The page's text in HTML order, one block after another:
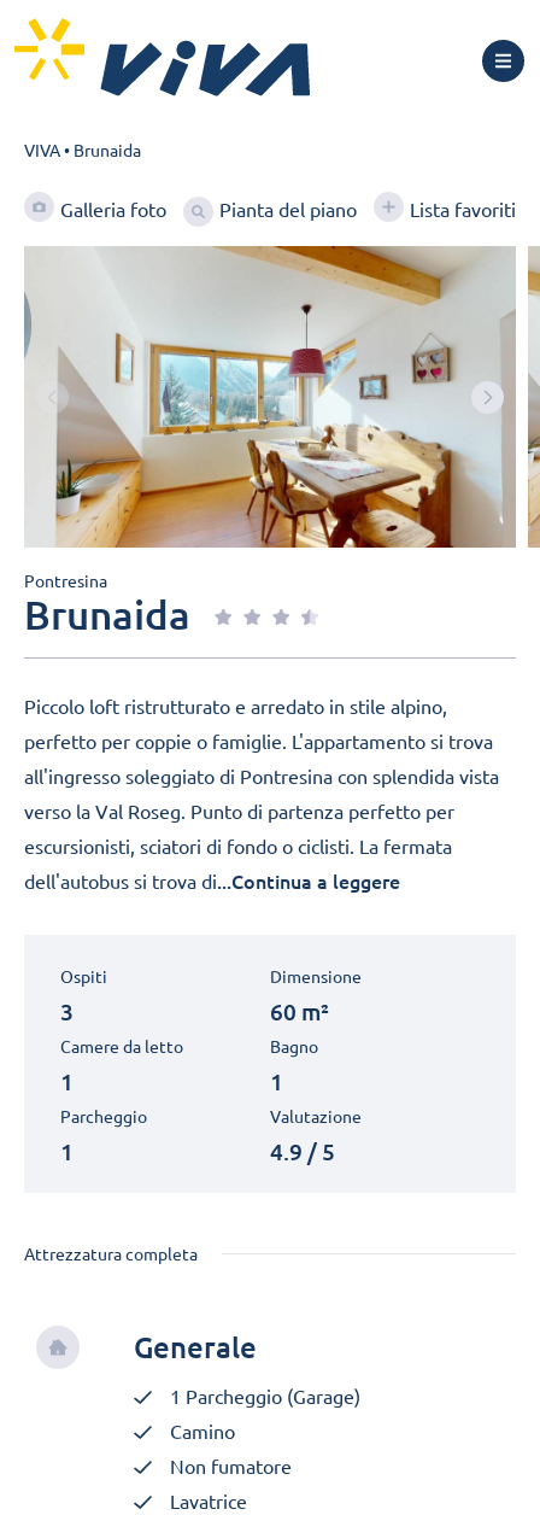
VIVA• Brunaida
Galleria foto Pianta del piano Lista favoriti
Pontresina
Brunaida
Piccolo loft ristrutturato e arredato in stile alpino,
perfetto per coppie o famiglie. L'appartamento si trova
all'ingresso soleggiato di Pontresina con splendida vista
verso la Val Roseg. Punto di partenza perfetto per
escursionisti, sciatori di fondo o ciclisti. La fermata
dell'autobus si trova di...Continua a leggere
Ospiti
3
Dimensione
60 m²
Camere da letto
1
Bagno
1
Parcheggio
1
Valutazione
4.9 / 5
Attrezzatura completa
Generale
1 Parcheggio (Garage)
Camino
Non fumatore
Lavatrice